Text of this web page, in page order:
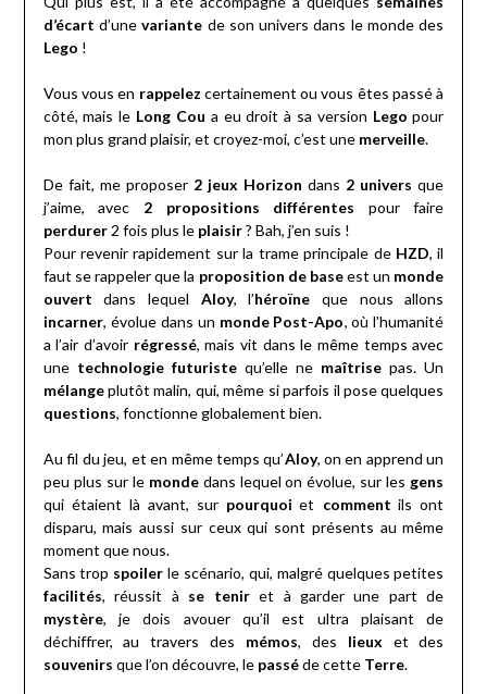
d’écart d’unevariante de son univers dans le monde des
Lego !
Vous vous en rappelez certainement ou vous êtes passé à
côté, mais le Long Cou a eu droit à sa version Lego pour
mon plus grand plaisir, et croyez-moi, c’est une merveille.
De fait, me proposer 2 jeux Horizon dans 2 univers que
j’aime, avec 2 propositions différentes pour faire
perdurer2 fois plus le plaisir? Bah, j’en suis !
Pour revenir rapidement sur la trame principale de HZD, il
faut se rappeler que la proposition de baseest un monde
ouvert dans lequel Aloy, l’héroïne que nous allons
incarner, évolue dans un monde Post-Apo, où l’humanité
a l’air d’avoir régressé, mais vit dans le même temps avec
une technologie futuristequ’elle ne maîtrise pas. Un
mélangeplutôt malin, qui, même si parfois il pose quelques
questions, fonctionne globalement bien.
Au fil du jeu, et en même temps qu’Aloy, on en apprend un
peu plus sur le mondedans lequel on évolue, sur les gens
qui étaient là avant, sur pourquoi et comment ils ont
disparu, mais aussi sur ceux qui sont présents au même
moment que nous.
Sans trop spoiler le scénario, qui, malgré quelques petites
facilités, réussit à se teniret à garder une part de
mystère, je dois avouer qu’il est ultra plaisant de
déchiffrer, au travers des mémos, des lieux et des
souvenirs que l’on découvre, le passéde cette Terre.